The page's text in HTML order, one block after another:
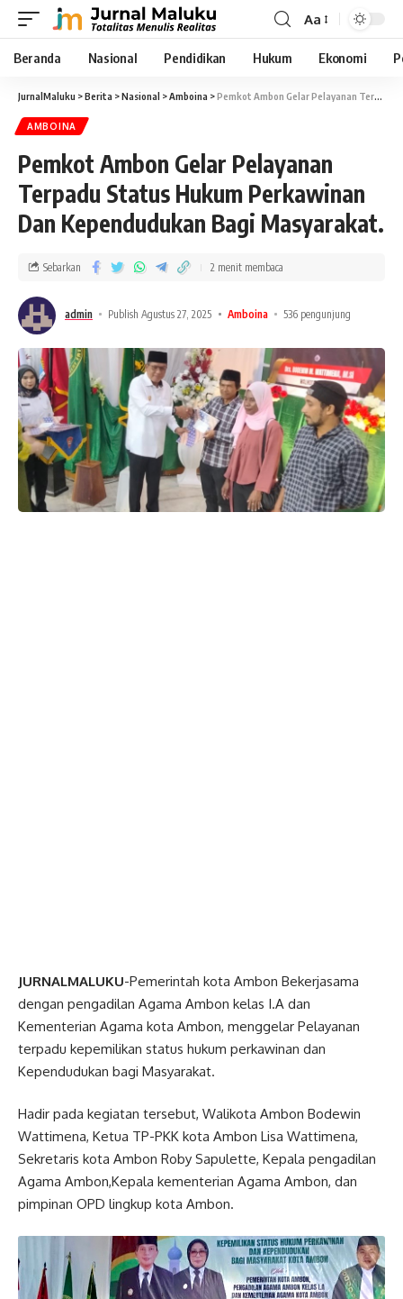
Aa
Beranda Nasional Pendidikan Hukum Ekonomi
JurnalMaluku >Berita >Nasional >Amboina >Pemkot Ambon Gelar Pelayanan Terpadu Status Hukum Perkawinan Dan Kependudukan Bagi Masyarakat.
AMBOINA
Pemkot Ambon Gelar Pelayanan
Terpadu Status Hukum Perkawinan
Dan Kependudukan Bagi Masyarakat.
admin Publish Agustus 27, 2025 Amboina 536 pengunjung
Sebarkan 2 menit membaca
JURNALMALUKU-Pemerintah kota Ambon Bekerjasama
dengan pengadilan Agama Ambon kelas I.A dan
Kementerian Agama kota Ambon, menggelar Pelayanan
terpadu kepemilikan status hukum perkawinan dan
Kependudukan bagi Masyarakat.
Hadir pada kegiatan tersebut, Walikota Ambon Bodewin
Wattimena, Ketua TP-PKK kota Ambon Lisa Wattimena,
Sekretaris kota Ambon Roby Sapulette, Kepala pengadilan
Agama Ambon,Kepala kementerian Agama Ambon, dan
pimpinan OPD lingkup kota Ambon.